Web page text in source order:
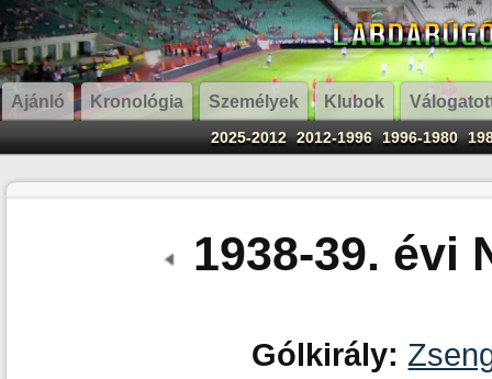
Ajánló Kronológia Személyek Klubok
2025-2012 2012-1996 1996-1980
1938-39. évi
Gólkirály: